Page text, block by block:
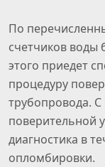
По
счетчиков воды
этого приедет
процедуру
трубопровода.
поверительной
диагностика в
опломбировки.